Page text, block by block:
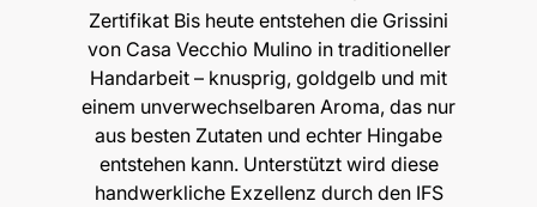
Zertifikat Bis heute entstehen die Grissini
von Casa Vecchio Mulino in traditioneller
Handarbeit – knusprig, goldgelb und mit
einem unverwechselbaren Aroma, das nur
aus besten Zutaten und echter Hingabe
entstehen kann. Unterstützt wird diese
handwerkliche Exzellenz durch den IFS